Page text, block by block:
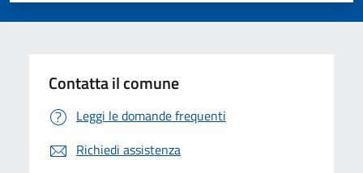
Contatta il comune
Leggi le domande frequenti
Richiedi assistenza